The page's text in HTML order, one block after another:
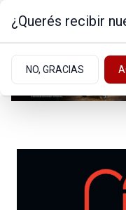
¿Querés recibir
NO, GRACIAS